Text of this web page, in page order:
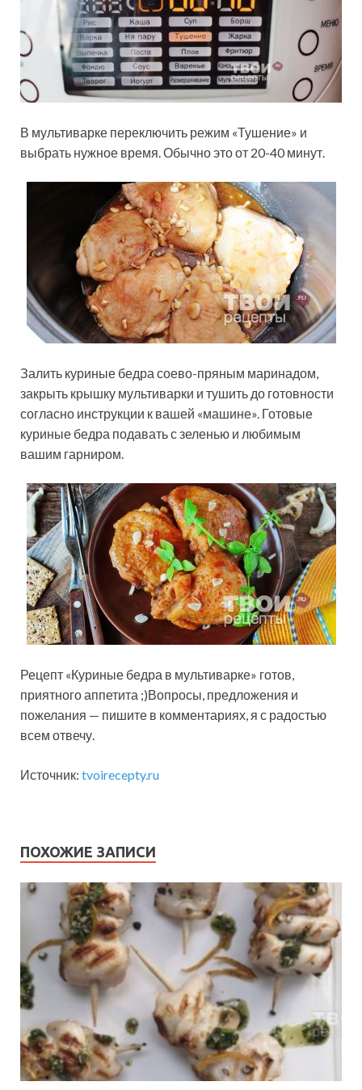
В мультиварке переключить режим «Тушение» и
выбрать нужное время. Обычно это от 20-40 минут.
Залить куриные бедра соево-пряным маринадом,
закрыть крышку мультиварки и тушить до готовности
согласно инструкции к вашей «машине». Готовые
куриные бедра подавать с зеленью и любимым
вашим гарниром.
Рецепт «Куриные бедра в мультиварке» готов,
приятного аппетита ;)Вопросы, предложения и
пожелания — пишите в комментариях, я с радостью
всем отвечу.
Источник: tvoirecepty.ru
ПОХОЖИЕ ЗАПИСИ